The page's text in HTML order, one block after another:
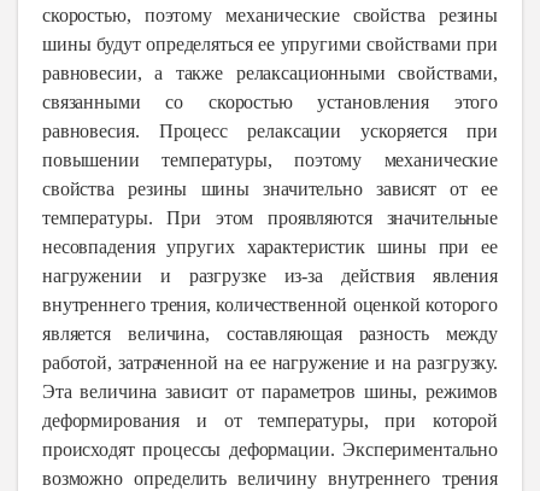
скоростью, поэтому механические свойства резины
шины будут определяться ее упругими свойствами при
равновесии, а также релаксационными свойствами,
связанными со скоростью установления этого
равновесия. Процесс релаксации ускоряется при
повышении температуры, поэтому механические
свойства резины шины значительно зависят от ее
температуры. При этом проявляются значительные
несовпадения упругих характеристик шины при ее
нагружении и разгрузке из-за действия явления
внутреннего трения, количественной оценкой которого
является величина, составляющая разность между
работой, затраченной на ее нагружение и на разгрузку.
Эта величина зависит от параметров шины, режимов
деформирования и от температуры, при которой
происходят процессы деформации. Экспериментально
возможно определить величину внутреннего трения